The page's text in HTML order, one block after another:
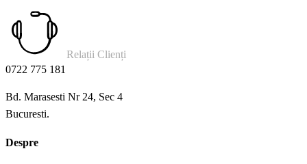
Relații Clienți
0722 775 181
Bd. Marasesti Nr 24, Sec 4
Bucuresti.
Despre